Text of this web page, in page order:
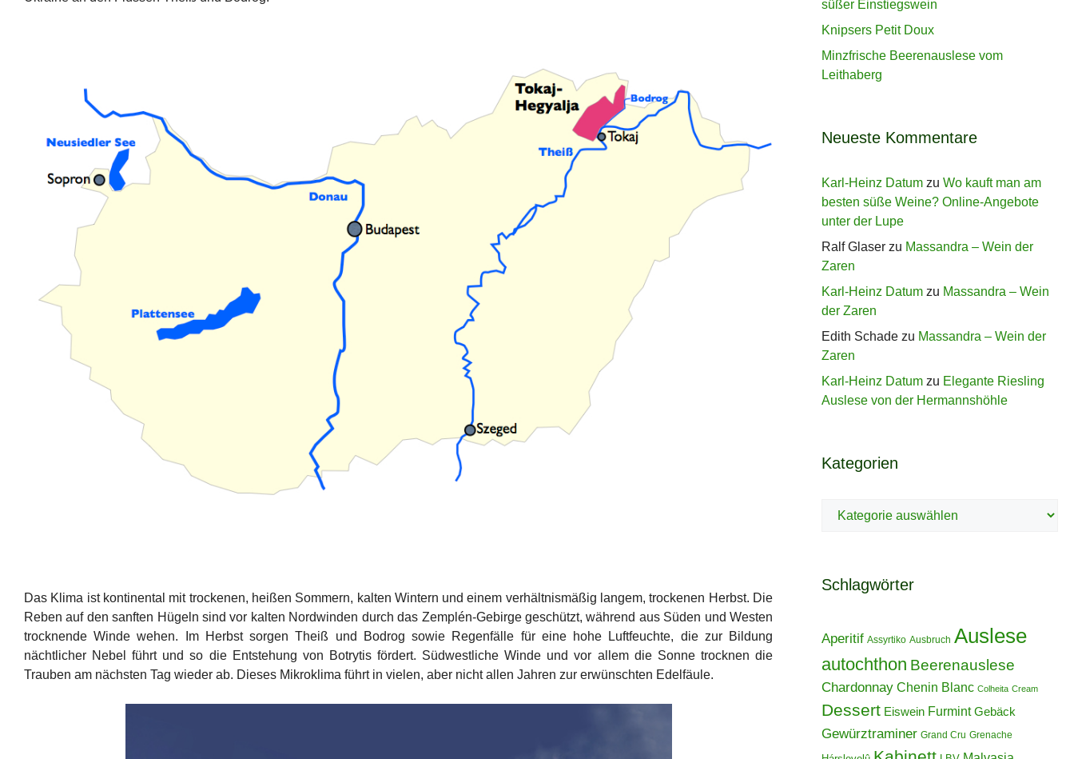
Das Klima ist kontinental mit trockenen, heißen Sommern, kalten Wintern und einem verhältnismäßig langem, trockenen Herbst. Die
Reben auf den sanften Hügeln sind vor kalten Nordwinden durch das Zemplén-Gebirge geschützt, während aus Süden und Westen
trocknende Winde wehen. Im Herbst sorgen Theiß und Bodrog sowie Regenfälle für eine hohe Luftfeuchte, die zur Bildung
nächtlicher Nebel führt und so die Entstehung von Botrytis fördert. Südwestliche Winde und vor allem die Sonne trocknen die
Trauben am nächsten Tag wieder ab. Dieses Mikroklima führt in vielen, aber nicht allen Jahren zur erwünschten Edelfäule.
süßer Einstiegswein
Knipsers Petit Doux
Minzfrische Beerenauslese vom
Leithaberg
Neueste Kommentare
Karl-Heinz Datum zu Wo kauft man am
besten süße Weine? Online-Angebote
unter der Lupe
Ralf Glaser zu Massandra – Wein der
Zaren
Karl-Heinz Datum zu Massandra – Wein
der Zaren
Edith Schade zu Massandra – Wein der
Zaren
Karl-Heinz Datum zu Elegante Riesling
Auslese von der Hermannshöhle
Kategorien
Kategorien
Schlagwörter
Aperitif Assyrtiko Ausbruch Auslese
autochthon Beerenauslese
Chardonnay Chenin Blanc Colheita Cream
Dessert Eiswein Furmint Gebäck
Gewürztraminer Grand Cru Grenache